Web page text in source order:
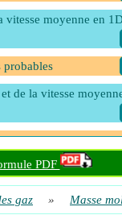
vitesse moyenne en
probables
de la vitesse
de la pression et
pression et du volume
PDF
gaz » Masse